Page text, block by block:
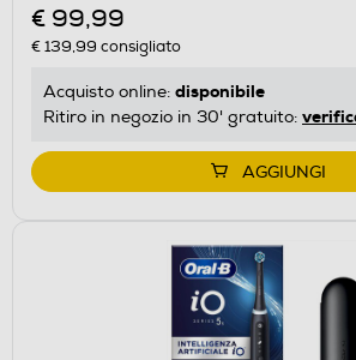
€ 99,99
€ 139,99 consigliato
Acquisto online: disponibile
Ritiro in negozio in 30' gratuito:
AGGIUNGI